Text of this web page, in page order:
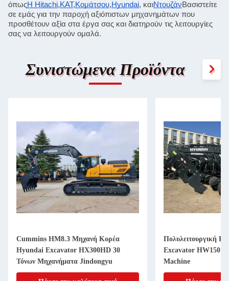
όπωςΗ Hitachi,ΚΑΤ,Κομάτσου,Hyundai, καιΝτουζάνΒασιστείτε
σε εμάς για την παροχή αξιόπιστων μηχανημάτων που
προσθέτουν αξία στα έργα σας και διατηρούν τις λειτουργίες
σας να λειτουργούν ομαλά.
Συνιστώμενα Προϊόντα
Cummins HM8.3 Μηχανή Κορέα
Hyundai Excavator HX300HD 30
Τόνων Μηχανήματα Jindongyu
Πολυλειτουργική
Excavator HW150
Machine